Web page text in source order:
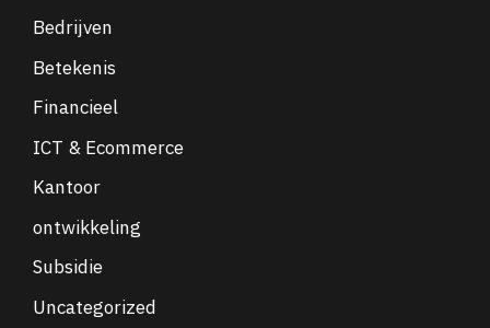
Bedrijven
Betekenis
Financieel
ICT & Ecommerce
Kantoor
ontwikkeling
Subsidie
Uncategorized